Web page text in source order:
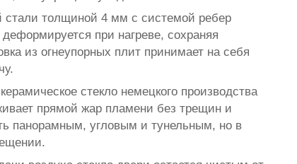
стали толщиной 4 мм с системой ребер
при нагреве, сохраняя
из огнеупорных плит принимает на себя
стекло немецкого производства
прямой жар пламени без трещин и
панорамным, угловым и тунельным, но в